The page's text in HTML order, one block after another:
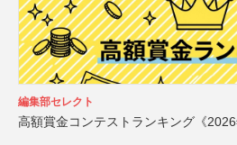
編集部セレクト
高額賞金コンテストランキング《2026